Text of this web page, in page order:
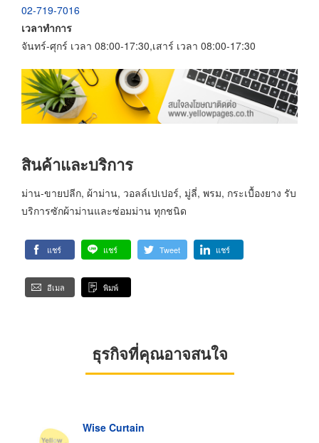
02-719-7016
เวลาทำการ
จันทร์-ศุกร์ เวลา 08:00-17:30,เสาร์ เวลา 08:00-17:30
สินค้าและบริการ
ม่าน-ขายปลีก, ผ้าม่าน, วอลล์เปเปอร์, มู่ลี่, พรม, กระเบื้องยาง รับ
บริการซักผ้าม่านและซ่อมม่าน ทุกชนิด
แชร์ แชร์ Tweet แชร์
อีเมล พิมพ์
ธุรกิจที่คุณอาจสนใจ
Wise Curtain